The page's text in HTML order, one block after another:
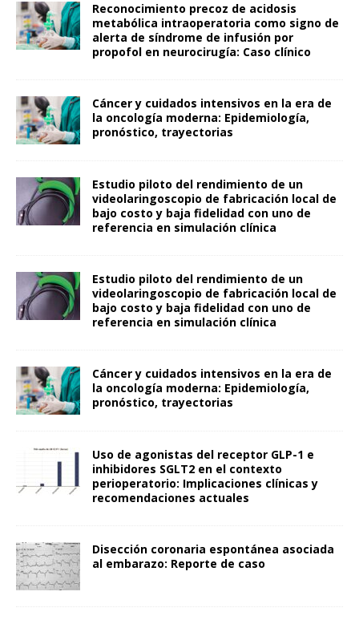
Reconocimiento precoz de acidosis
metabólica intraoperatoria como signo de
alerta de síndrome de infusión por
propofol en neurocirugía: Caso clínico
Cáncer y cuidados intensivos en la era de
la oncología moderna: Epidemiología,
pronóstico, trayectorias
Estudio piloto del rendimiento de un
videolaringoscopio de fabricación local de
bajo costo y baja fidelidad con uno de
referencia en simulación clínica
Estudio piloto del rendimiento de un
videolaringoscopio de fabricación local de
bajo costo y baja fidelidad con uno de
referencia en simulación clínica
Cáncer y cuidados intensivos en la era de
la oncología moderna: Epidemiología,
pronóstico, trayectorias
Uso de agonistas del receptor GLP-1 e
inhibidores SGLT2 en el contexto
perioperatorio: Implicaciones clínicas y
recomendaciones actuales
Disección coronaria espontánea asociada
al embarazo: Reporte de caso